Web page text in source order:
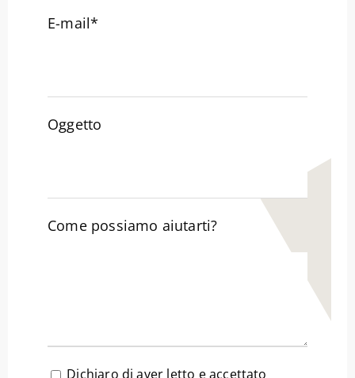
E-mail*
Oggetto
Come possiamo aiutarti?
Dichiaro di aver letto e accettato